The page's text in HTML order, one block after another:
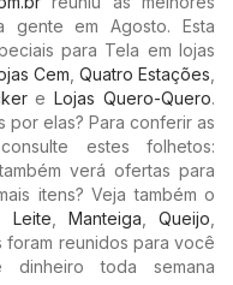
em Agosto. Esta
para Tela em lojas
Cem Quatro Estações
eLojas Quero-Quero.
por elas? Para conferir as
estes folhetos:
verá ofertas para
itens? Veja também o
Leite ,Manteiga ,Queijo
foram reunidos para você
dinheiro toda semana